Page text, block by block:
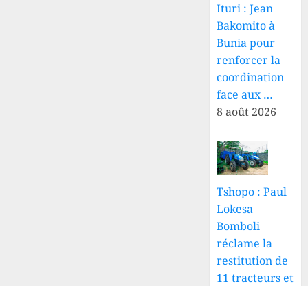
Ituri : Jean
Bakomito à
Bunia pour
renforcer la
coordination
face aux …
8 août 2026
Tshopo : Paul
Lokesa
Bomboli
réclame la
restitution de
11 tracteurs et